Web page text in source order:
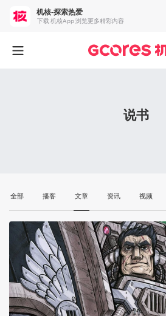
说书
全部 播客 文章 资讯 视频
机核-探索热爱
下载 机核App 浏览更多精彩内容